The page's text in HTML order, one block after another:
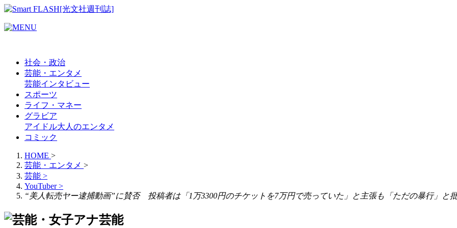
社会・政治
芸能・エンタメ
芸能インタビュー
スポーツ
ライフ・マネー
グラビア
アイドル大人のエンタメ
コミック
HOME >
芸能・エンタメ >
芸能 >
YouTuber >
“美人転売ヤー逮捕動画”に賛否 投稿者は「1万3300円のチケットを7万円で売っていた」と主張も「ただの暴行」と
芸能